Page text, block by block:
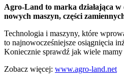
Agro-Land to marka działająca
nowych maszyn, części
Technologia i maszyny, które
to najnowocześniejsze osiągnięcia
Koniecznie sprawdź jak wiele
Zobacz więcej: www.agro-land.net